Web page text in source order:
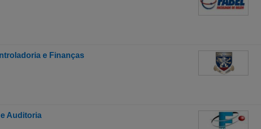
e Finanças
Auditoria